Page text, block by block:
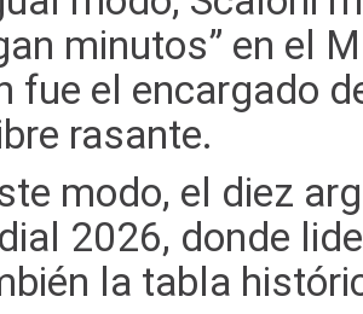
minutos” en el
fue el encargado
rasante.
modo, el diez
2026, donde
la tabla